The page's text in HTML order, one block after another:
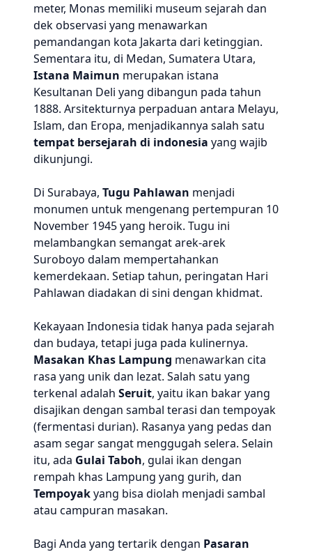
meter, Monas memiliki museum sejarah dan
dek observasi yang menawarkan
pemandangan kota Jakarta dari ketinggian.
Sementara itu, di Medan, Sumatera Utara,
Istana Maimun merupakan istana
Kesultanan Deli yang dibangun pada tahun
1888. Arsitekturnya perpaduan antara Melayu,
Islam, dan Eropa, menjadikannya salah satu
tempat bersejarah di indonesia yang wajib
dikunjungi.
Di Surabaya, Tugu Pahlawan menjadi
monumen untuk mengenang pertempuran 10
November 1945 yang heroik. Tugu ini
melambangkan semangat arek-arek
Suroboyo dalam mempertahankan
kemerdekaan. Setiap tahun, peringatan Hari
Pahlawan diadakan di sini dengan khidmat.
Kekayaan Indonesia tidak hanya pada sejarah
dan budaya, tetapi juga pada kulinernya.
Masakan Khas Lampung menawarkan cita
rasa yang unik dan lezat. Salah satu yang
terkenal adalah Seruit, yaitu ikan bakar yang
disajikan dengan sambal terasi dan tempoyak
(fermentasi durian). Rasanya yang pedas dan
asam segar sangat menggugah selera. Selain
itu, ada Gulai Taboh, gulai ikan dengan
rempah khas Lampung yang gurih, dan
Tempoyakyang bisa diolah menjadi sambal
atau campuran masakan.
Bagi Anda yang tertarik dengan Pasaran